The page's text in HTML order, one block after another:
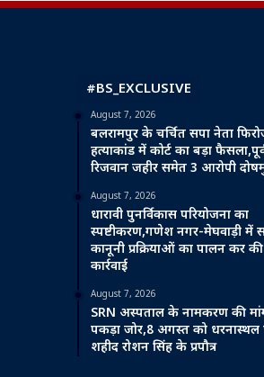
#BS_EXCLUSIVE
August 7, 2026
बलरामपुर के चर्चित सपा नेता
हत्याकांड में कोर्ट का बड़ा
रिजवान जहीर समेत 3 आरोपी
August 7, 2026
धारावी पुनर्विकास परियोजना का
स्पष्टीकरण,गणेश नगर-मेघवाड़ी में
कानूनी प्रक्रियाओं का पालन कर
कार्रवाई
August 7, 2026
SRN अस्पताल के नामकरण की
पकड़ा जोर,8 अगस्त को
शहीद रोशन सिंह के प्रपौत्र